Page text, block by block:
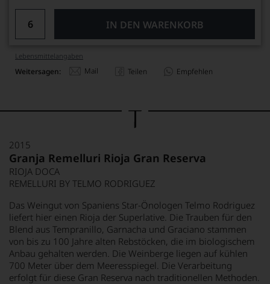
IN DEN WARENKORB
Lebensmittel­angaben
Weitersagen: Mail Teilen Empfehlen
2015
Granja Remelluri Rioja Gran Reserva
RIOJA DOCA
REMELLURI BY TELMO RODRIGUEZ
Das Weingut von Spaniens Star-Önologen Telmo Rodriguez
liefert hier einen Rioja der Superlative. Die Trauben für den
Blend aus Tempranillo, Garnacha und Graciano stammen
von bis zu 100 Jahre alten Rebstöcken, die im biologischem
Anbau gehalten werden. Die Weinberge liegen auf kühlen
700 Meter über dem Meeresspiegel. Die Verarbeitung
erfolgt für diese Gran Reserva nach traditionellen Methoden.